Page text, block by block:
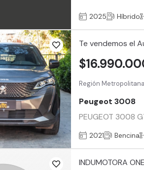
2025 Híbrido
Te vendemos el
Región Metropolitana
Peugeot 3008
PEUGEOT 3008
2021 Bencina
INDUMOTORA